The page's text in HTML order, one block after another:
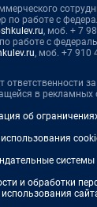
по работе с
, моб. + 7
работе с
, моб. +7 910
ответственности
в рекламных
об
системы
и обработки